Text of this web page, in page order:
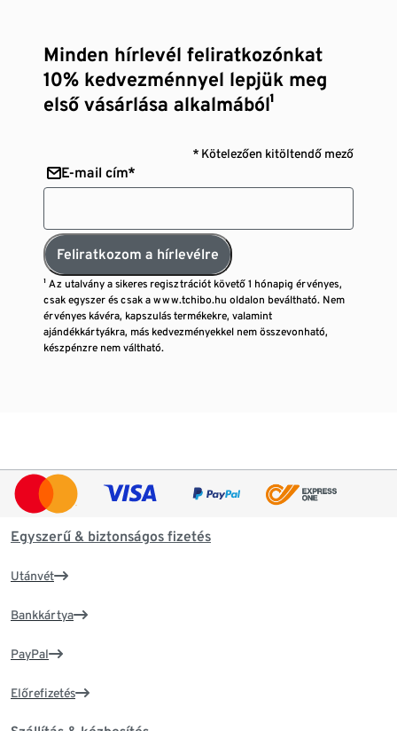
Minden hírlevél feliratkozónkat
10% kedvezménnyel lepjük meg
első vásárlása alkalmából¹
* Kötelezően kitöltendő mező
E-mail cím*
Feliratkozom a hírlevélre
¹ Az utalvány a sikeres regisztrációt követő 1 hónapig érvényes,
csak egyszer és csak a www.tchibo.hu oldalon beváltható. Nem
érvényes kávéra, kapszulás termékekre, valamint
ajándékkártyákra, más kedvezményekkel nem összevonható,
készpénzre nem váltható.
Egyszerű & biztonságos fizetés
Utánvét
Bankkártya
PayPal
Előrefizetés